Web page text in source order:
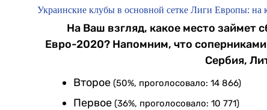
Украинские клубы в основной сетке Лиги Европы: на
На Ваш взгляд, какое место займет
Евро-2020? Напомним, что
Сербия,
Второе (50%, проголосовало: 14 866)
Первое (36%, проголосовало: 10 771)